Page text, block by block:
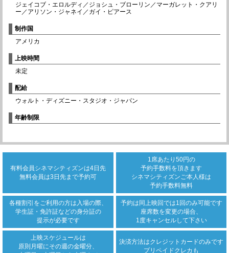
ジェイコブ・エロルディ／ジョシュ・ブローリン／マーガレット・クアリ
ー／アリソン・ジャネイ／ガイ・ピアース
制作国
アメリカ
上映時間
未定
配給
ウォルト・ディズニー・スタジオ・ジャパン
年齢制限
有料会員シネマシティズンは4日先
無料会員は3日先まで予約可
1席あたり50円の
予約手数料を頂きます
シネマシティズンご本人様は
予約手数料無料
各種割引をご利用の方は 入場の際、
学生証・免許証などの身分証の
提示が必要です
予約は同上映回では1回のみ可能です
座席数を変更の場合、
1度キャンセルして下さい
上映スケジュールは
原則月曜にその週の金曜分、
決済方法はクレジットカードのみです
プリペイドクレカも